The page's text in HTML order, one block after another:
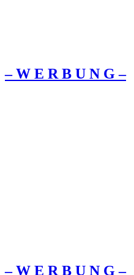
– W Ε R Β U Ν G –
– W Ε R Β U Ν G –